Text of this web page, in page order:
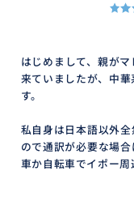
はじめまして、親が
来ていましたが、中
す。
私自身は日本語以外
ので通訳が必要な場
車か自転車でイポー